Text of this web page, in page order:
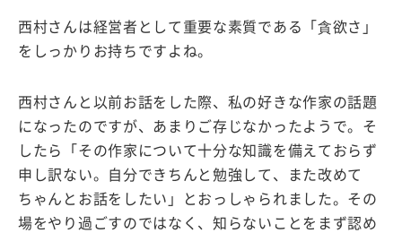
西村さんは経営者として重要な素質である「貪欲さ」
をしっかりお持ちですよね。
西村さんと以前お話をした際、私の好きな作家の話題
になったのですが、あまりご存じなかったようで。そ
したら「その作家について十分な知識を備えておらず
申し訳ない。自分できちんと勉強して、また改めて
ちゃんとお話をしたい」とおっしゃられました。その
場をやり過ごすのではなく、知らないことをまず認め